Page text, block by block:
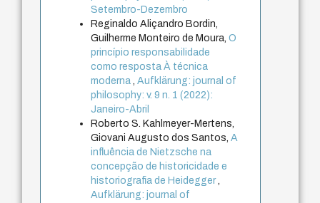
Setembro-Dezembro
Reginaldo Aliçandro Bordin,
Guilherme Monteiro de Moura,O
princípio responsabilidade
como resposta À técnica
moderna,Aufklärung: journal of
philosophy: v. 9 n. 1 (2022):
Janeiro-Abril
Roberto S. Kahlmeyer-Mertens,
Giovani Augusto dos Santos,A
influência de Nietzsche na
concepção de historicidade e
historiografia de Heidegger,
Aufklärung: journal of